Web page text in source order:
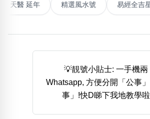
888尾
999尾 777尾 9字頭 6
5萬以上 生天延 全吉
清除全部分類
能量生氣 天醫 延年 精選風水號 易
💡靚號小貼士: 一手機兩
Whatsapp, 方便分開「公事
事」!快D睇下我地教學啦